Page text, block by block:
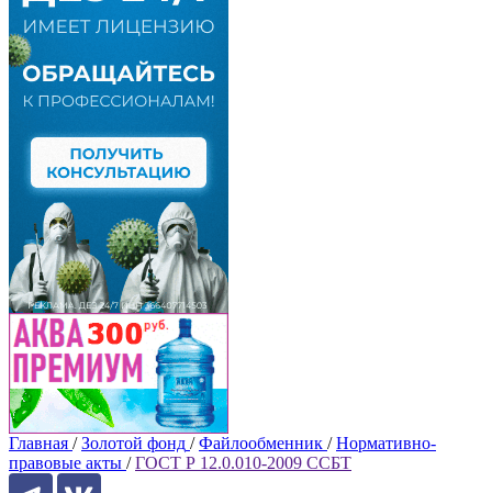
Главная / Золотой фонд / Файлообменник / Нормативно-
правовые акты / ГОСТ Р 12.0.010-2009 ССБТ